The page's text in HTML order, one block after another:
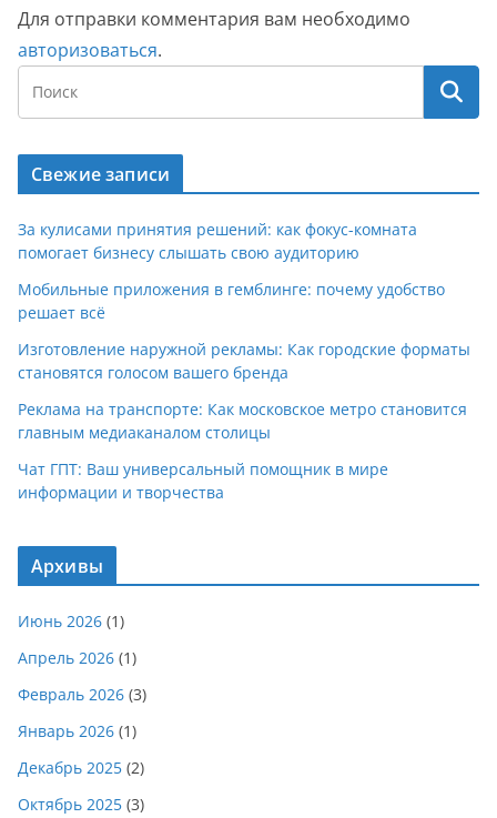
Для отправки комментария вам необходимо
авторизоваться.
Свежие записи
За кулисами принятия решений: как фокус-комната
помогает бизнесу слышать свою аудиторию
Мобильные приложения в гемблинге: почему удобство
решает всё
Изготовление наружной рекламы: Как городские форматы
становятся голосом вашего бренда
Реклама на транспорте: Как московское метро становится
главным медиаканалом столицы
Чат ГПТ: Ваш универсальный помощник в мире
информации и творчества
Архивы
Июнь 2026 (1)
Апрель 2026 (1)
Февраль 2026 (3)
Январь 2026 (1)
Декабрь 2025 (2)
Октябрь 2025 (3)